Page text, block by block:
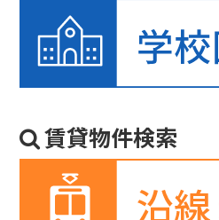
賃貸物件検索